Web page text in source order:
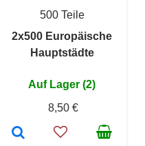
500 Teile
2x500 Europäische
Hauptstädte
Auf Lager (2)
8,50 €